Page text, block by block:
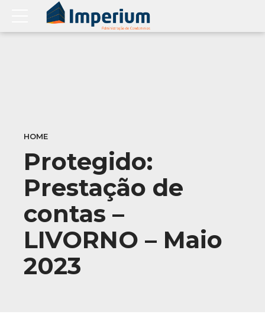
HOME
Protegido:
Prestação de
contas –
LIVORNO – Maio
2023